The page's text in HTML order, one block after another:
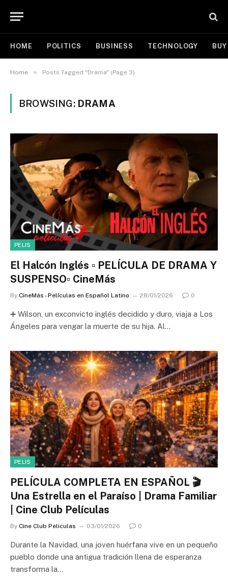
HOME POLITICS BUSINESS TECHNOLOGY
Home » Posts Tagged "Drama" (Page 3)
BROWSING: DRAMA
PELIS
El Halcón Inglés ▫️ PELÍCULA DE DRAMA Y
SUSPENSO▫️ CineMás
By CineMás - Películas en Español Latino 28/01/2026 0
➕ Wilson, un exconvicto inglés decidido y duro, viaja a Los
Ángeles para vengar la muerte de su hija. Al…
PELIS
PELÍCULA COMPLETA EN ESPAÑOL 🎬
Una Estrella en el Paraíso | Drama Familiar
| Cine Club Películas
By Cine Club Peliculas 03/01/2026 0
Durante la Navidad, una joven huérfana vive en un pequeño
pueblo donde una antigua tradición llena de esperanza
transforma la…